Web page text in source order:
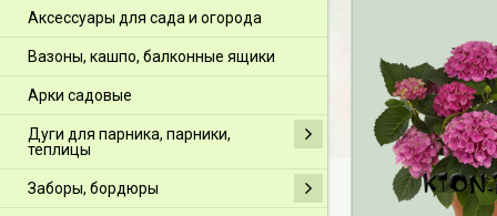
Аксессуары для сада и огорода
Вазоны, кашпо, балконные ящики
Арки садовые
Дуги для парника, парники,
теплицы
Заборы, бордюры